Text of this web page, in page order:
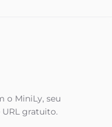
o MiniLy, seu
gratuito.